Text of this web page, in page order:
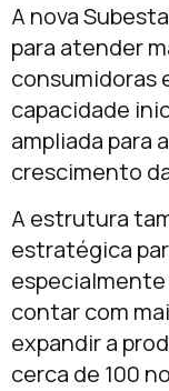
A nova
para atender
consumidoras
capacidade
ampliada para
crescimento
A estrutura
estratégica
especialmente
contar com
expandir a
cerca de 100